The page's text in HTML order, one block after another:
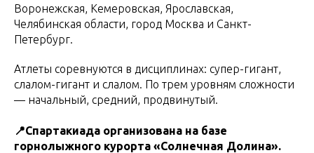
Воронежская, Кемеровская, Ярославская,
Челябинская области, город Москва и Санкт-
Петербург.
Атлеты соревнуются в дисциплинах: супер-гигант,
слалом-гигант и слалом. По трем уровням сложности
— начальный, средний, продвинутый.
📍Спартакиада организована на базе
горнолыжного курорта «Солнечная Долина».